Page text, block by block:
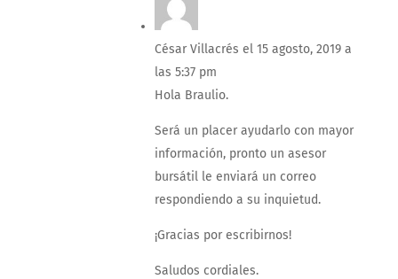
César Villacrés el 15 agosto, 2019 a
las 5:37 pm
Hola Braulio.
Será un placer ayudarlo con mayor
información, pronto un asesor
bursátil le enviará un correo
respondiendo a su inquietud.
¡Gracias por escribirnos!
Saludos cordiales.